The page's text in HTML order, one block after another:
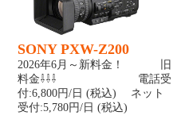
SONY PXW-Z200
2026年6月～新料金！ 旧
料金⇩⇩⇩ 電話受
付:6,800円/日 (税込) ネット
受付:5,780円/日 (税込)